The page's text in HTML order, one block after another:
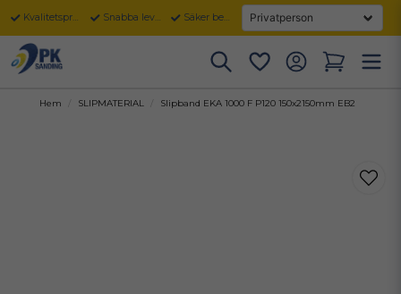
Kvalitetsprodukter Snabba leveranser Säker betalning
Hem SLIPMATERIAL Slipband EKA 1000 F P120 150x2150mm EB2